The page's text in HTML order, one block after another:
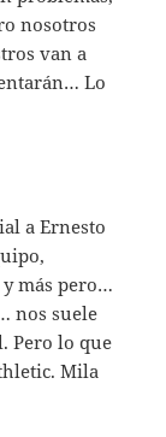
nosotros
van a
Lo
a Ernesto
y más pero…
nos suele
Pero lo que
Mila